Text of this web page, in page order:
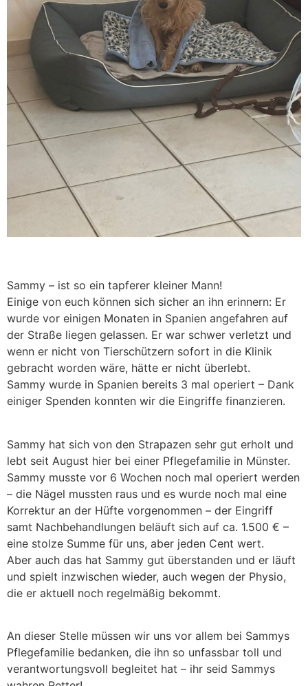
Sammy – ist so ein tapferer kleiner Mann!
Einige von euch können sich sicher an ihn erinnern: Er
wurde vor einigen Monaten in Spanien angefahren auf
der Straße liegen gelassen. Er war schwer verletzt und
wenn er nicht von Tierschützern sofort in die Klinik
gebracht worden wäre, hätte er nicht überlebt.
Sammy wurde in Spanien bereits 3 mal operiert – Dank
einiger Spenden konnten wir die Eingriffe finanzieren.
Sammy hat sich von den Strapazen sehr gut erholt und
lebt seit August hier bei einer Pflegefamilie in Münster.
Sammy musste vor 6 Wochen noch mal operiert werden
– die Nägel mussten raus und es wurde noch mal eine
Korrektur an der Hüfte vorgenommen – der Eingriff
samt Nachbehandlungen beläuft sich auf ca. 1.500 € –
eine stolze Summe für uns, aber jeden Cent wert.
Aber auch das hat Sammy gut überstanden und er läuft
und spielt inzwischen wieder, auch wegen der Physio,
die er aktuell noch regelmäßig bekommt.
An dieser Stelle müssen wir uns vor allem bei Sammys
Pflegefamilie bedanken, die ihn so unfassbar toll und
verantwortungsvoll begleitet hat – ihr seid Sammys